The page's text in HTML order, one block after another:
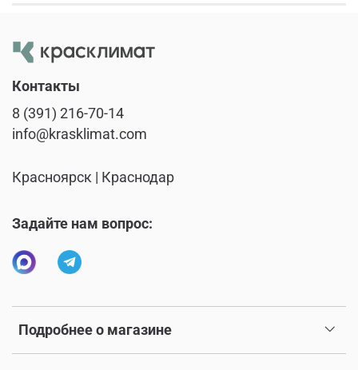
Подробнее о магазине
Контакты
8 (391) 216-70-14
info@krasklimat.com
Красноярск | Краснодар
Задайте нам вопрос: